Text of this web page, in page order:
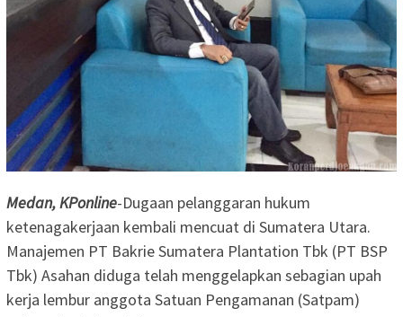
Medan, KPonline-Dugaan pelanggaran hukum
ketenagakerjaan kembali mencuat di Sumatera Utara.
Manajemen PT Bakrie Sumatera Plantation Tbk (PT BSP
Tbk) Asahan diduga telah menggelapkan sebagian upah
kerja lembur anggota Satuan Pengamanan (Satpam)